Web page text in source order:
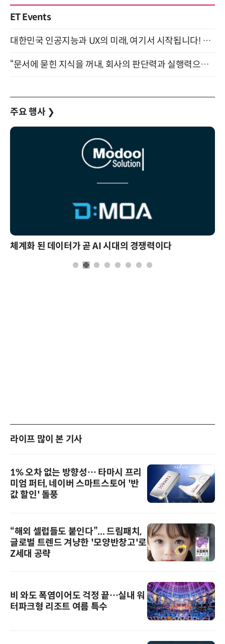
ET Events
대한민국 인공지능과 UX의 미래, 여기서 시작됩니다! UX Korea 2026 - Fall 9월 2일 개최
“문서에 묻힌 지식을 꺼내, 회사의 판단력과 실행력으로 바꾸다” (8/20)
주요 행사 ❯
체계화 된 데이터가 곧 AI 시대의 경쟁력이다
라이프 많이 본 기사
1% 오차 없는 방향성… 타마시 프리
미엄 퍼터, 네이버 스마트스토어 '반
값 할인' 돌풍
“해외 셀럽들도 붙인다”... 드림패치,
글로벌 트렌드 겨냥한 '모양반창고'로
Z세대 공략
비 와도 폭염이어도 걱정 끝…실내 워
터파크형 리조트 여름 특수